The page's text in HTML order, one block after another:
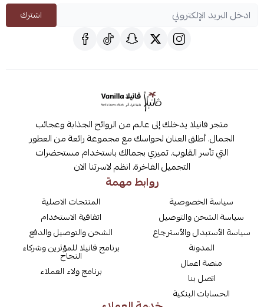
اشترك
متجر فانيلا يدخلك إلى عالم من الروائح الجذابة وعجائب
الجمال. أطلق العنان لحواسك مع مجموعة رائعة من العطور
التي تأسر القلوب. تميزي بجمالك باستخدام مستحضرات
التجميل الفاخرة. انظم لاسرتنا الان
روابط مهمة
سياسة الخصوصية
سياسة الشحن والتوصيل
سياسة الأستبدال والأسترجاع
المدونة
منصة اعمال
اتصل بنا
الحسابات البنكية
المنتجات الاصلية
اتفاقية الاستخدام
الشحن والتوصيل والدفع
برنامج فانيلا للمؤثرين وشركاء
النجاح
برنامج ولاء العملاء